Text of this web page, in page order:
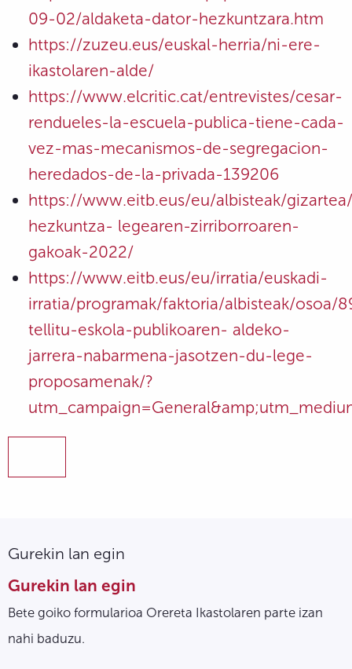
09-02/aldaketa-dator-hezkuntzara.htm
https://zuzeu.eus/euskal-herria/ni-ere-
ikastolaren-alde/
https://www.elcritic.cat/entrevistes/cesar-
rendueles-la-escuela-publica-tiene-cada-
vez-mas-mecanismos-de-segregacion-
heredados-de-la-privada-139206
https://www.eitb.eus/eu/albisteak/
hezkuntza- legearen-zirriborroaren-
gakoak-2022/
https://www.eitb.eus/eu/irratia/euskadi-
irratia/programak/faktoria/albisteak/osoa/
tellitu-eskola-publikoaren- aldeko-
jarrera-nabarmena-jasotzen-du-lege-
proposamenak/?
Gurekin lan egin
Gurekin lan egin
Bete goiko formularioa Orereta Ikastolaren parte izan
nahi baduzu.